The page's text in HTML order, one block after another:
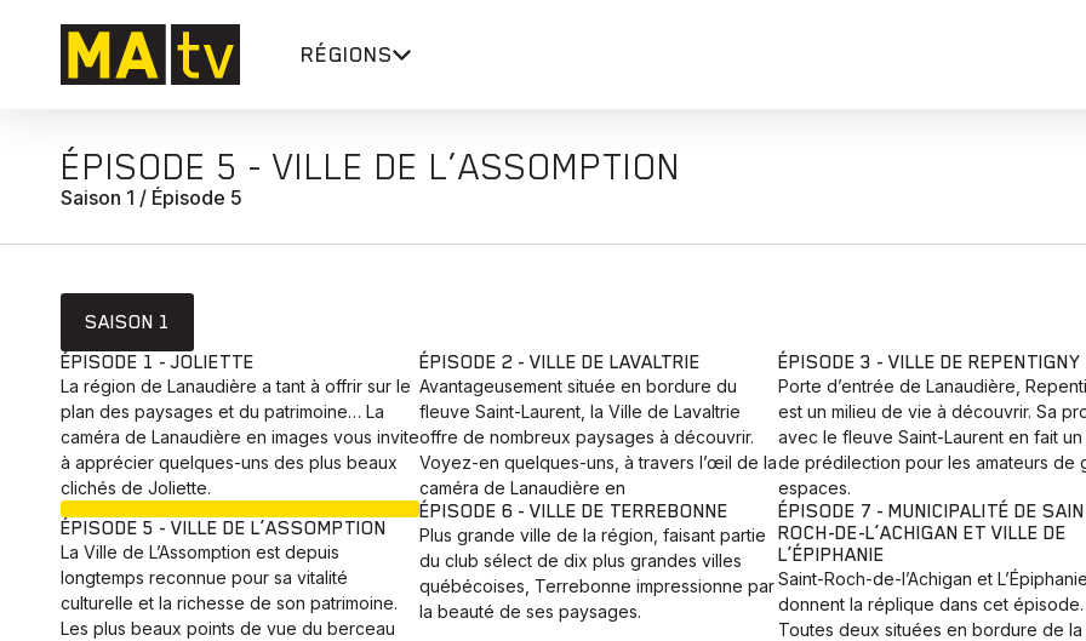
RÉGIONS
ÉPISODE 5 - VILLE DE L’ASSOMPTION
Saison 1 / Épisode 5
SAISON 1
ÉPISODE 1 - JOLIETTE
La région de Lanaudière a tant à offrir sur le
plan des paysages et du patrimoine… La
caméra de Lanaudière en images vous invite
à apprécier quelques-uns des plus beaux
clichés de Joliette.
ÉPISODE 2 - VILLE DE LAVALTRIE
Avantageusement située en bordure du
fleuve Saint-Laurent, la Ville de Lavaltrie
offre de nombreux paysages à découvrir.
Voyez-en quelques-uns, à travers l’œil de la
caméra de Lanaudière en
ÉPISODE 3 - VILLE DE REPENTIGNY
Porte d’entrée de Lanaudière,
est un milieu de vie à découvrir. Sa
avec le fleuve Saint-Laurent en fait un
de prédilection pour les amateurs de
espaces.
ÉPISODE 5 - VILLE DE L’ASSOMPTION
La Ville de L’Assomption est depuis
longtemps reconnue pour sa vitalité
culturelle et la richesse de son patrimoine.
Les plus beaux points de vue du berceau
ÉPISODE 6 - VILLE DE TERREBONNE
Plus grande ville de la région, faisant partie
du club sélect de dix plus grandes villes
québécoises, Terrebonne impressionne par
la beauté de ses paysages.
ÉPISODE 7 - MUNICIPALITÉ DE
ROCH-DE-L’ACHIGAN ET VILLE DE
L’ÉPIPHANIE
Saint-Roch-de-l’Achigan et
donnent la réplique dans cet épisode.
Toutes deux situées en bordure de la